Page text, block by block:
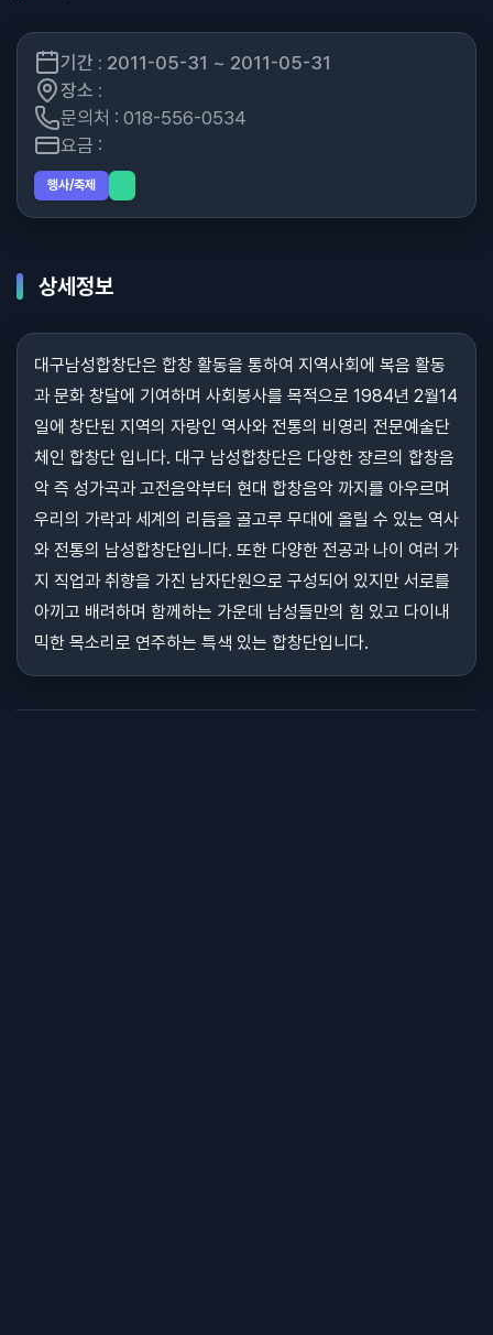
기간 : 2011-05-31 ~ 2011-05-31
장소 :
문의처 : 018-556-0534
요금 :
행사/축제
상세정보
대구남성합창단은 합창 활동을 통하여 지역사회에 복음 활동
과 문화 창달에 기여하며 사회봉사를 목적으로 1984년 2월14
일에 창단된 지역의 자랑인 역사와 전통의 비영리 전문예술단
체인 합창단 입니다. 대구 남성합창단은 다양한 쟝르의 합창음
악 즉 성가곡과 고전음악부터 현대 합창음악 까지를 아우르며
우리의 가락과 세계의 리듬을 골고루 무대에 올릴 수 있는 역사
와 전통의 남성합창단입니다. 또한 다양한 전공과 나이 여러 가
지 직업과 취향을 가진 남자단원으로 구성되어 있지만 서로를
아끼고 배려하며 함께하는 가운데 남성들만의 힘 있고 다이내
믹한 목소리로 연주하는 특색 있는 합창단입니다.